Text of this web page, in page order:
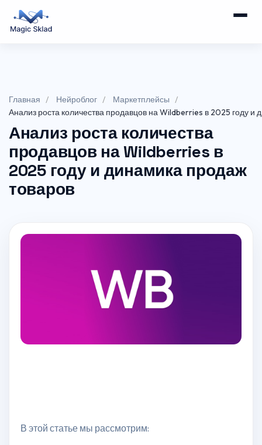
Главная Нейроблог
Маркетплейсы
Анализ роста количества продавцов на Wildberries в 2025 году и
Анализ роста количества
продавцов на Wildberries в
2025 году и динамика продаж
товаров
В этой статье мы рассмотрим: